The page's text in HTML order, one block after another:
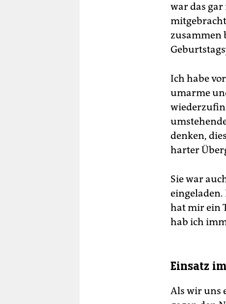
war das
zusammen
Ich habe
umarme
denken,
harter
Sie war
eingeladen.
hat mir ein
hab ich
Einsatz
Als wir uns